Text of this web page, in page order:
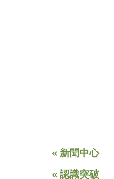
« 新聞中心
« 認識突破